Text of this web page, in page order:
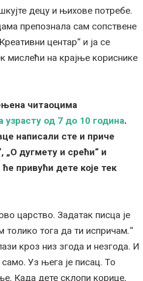
децу и њихове потребе.
препознала сам сопствене
центар“ и ја се
мислећи на крајње корисникe
читаоцима
од 7 до 10 година.
написали сте и приче
„О дугмету и срећи“ и
привући дете које тек
царство. Задатак писца је
толико тога да ти испричам.“
кроз низ згода и незгода. И
само. Уз њега је писац. То
Када дете склопи корице,